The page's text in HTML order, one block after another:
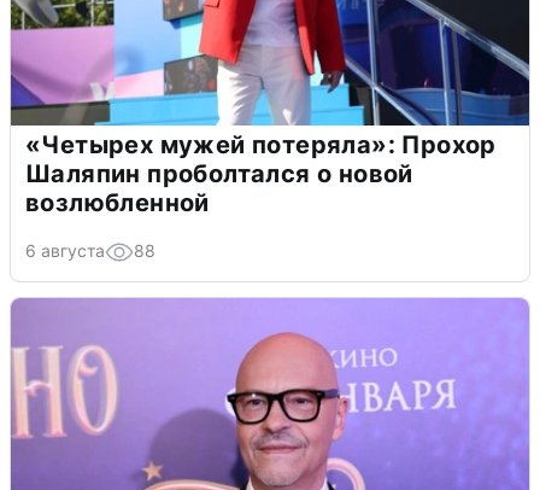
«Четырех мужей потеряла»: Прохор
Шаляпин проболтался о новой
возлюбленной
6 августа 88